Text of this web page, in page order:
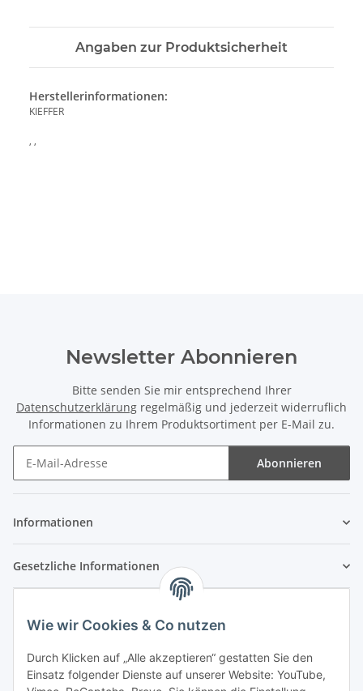
Wie wir Cookies & Co nutzen
Durch Klicken auf „Alle akzeptieren“ gestatten Sie den
Einsatz folgender Dienste auf unserer Website: YouTube,
Angaben zur Produktsicherheit
Herstellerinformationen:
KIEFFER
, ,
Newsletter Abonnieren
Bitte senden Sie mir entsprechend Ihrer
Datenschutzerklärung regelmäßig und jederzeit widerruflich
Informationen zu Ihrem Produktsortiment per E-Mail zu.
Abonnieren
Informationen
Gesetzliche Informationen